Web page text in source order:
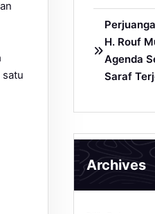
H. Rouf
Agenda
Saraf
Archives